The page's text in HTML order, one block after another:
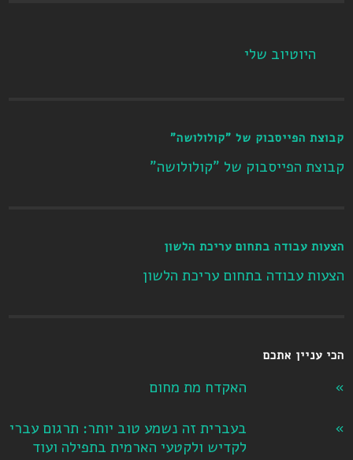
היוטיוב שלי
קבוצת הפייסבוק של "קולולושה"
קבוצת הפייסבוק של "קולולושה"
הצעות עבודה בתחום עריכת הלשון
הצעות עבודה בתחום עריכת הלשון
הכי עניין אתכם
האקדח מת מחום
בעברית זה נשמע טוב יותר: תרגום עברי
לקדיש ולקטעי הארמית בתפילה ועוד